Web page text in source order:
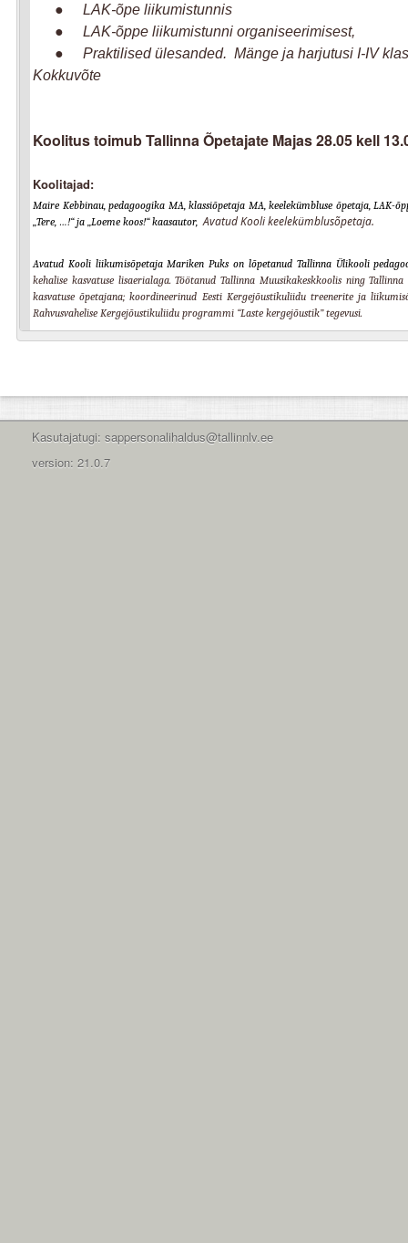
●
LAK-õpe liikumistunnis
●
LAK-õppe liikumistunni organiseerimisest,
●
Praktilised ülesanded. Mänge ja harjutusi I-IV
Kokkuvõte
Koolitus toimub Tallinna Õpetajate Majas 28.05 kell
Koolitajad:
Maire Kebbinau, pedagoogika MA, klassiõpetaja MA, keelekümbluse õpetaja, LAK-
„Tere, …!“ ja „Loeme koos!“ kaasautor,Avatud Kooli keelekümblusõpetaja.
Avatud Kooli liikumisõpetaja Mariken Puks on lõpetanud Tallinna Ülikooli
kehalise kasvatuse lisaerialaga.Töötanud Tallinna Muusikakeskkoolis ning
kasvatuse õpetajana; koordineerinud Eesti Kergejõustikuliidu treenerite ja
Rahvusvahelise Kergejõustikuliidu programmi “Laste kergejõustik” tegevusi.
Kasutajatugi: sappersonalihaldus@tallinnlv.ee
version: 21.0.7